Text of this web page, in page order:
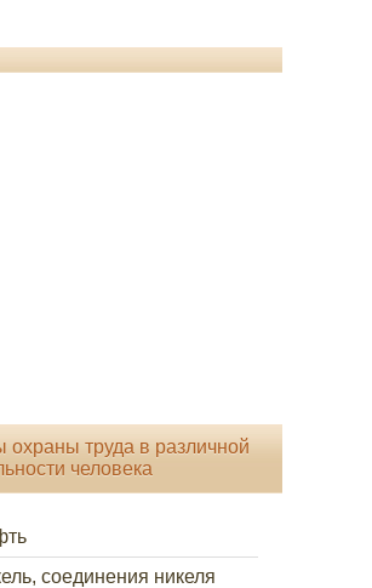
охраны труда в различной
человека
соединения никеля